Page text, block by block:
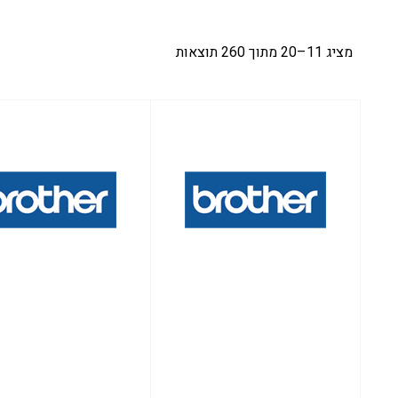
מציג 11–20 מתוך 260 תוצאות